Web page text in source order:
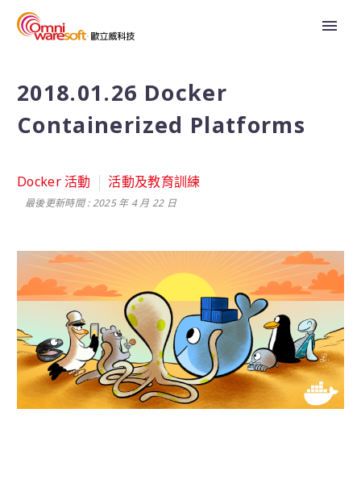
2018.01.26 Docker
Containerized Platforms
Docker 活動 活動及教育訓練
最後更新時間 : 2025 年 4 月 22 日